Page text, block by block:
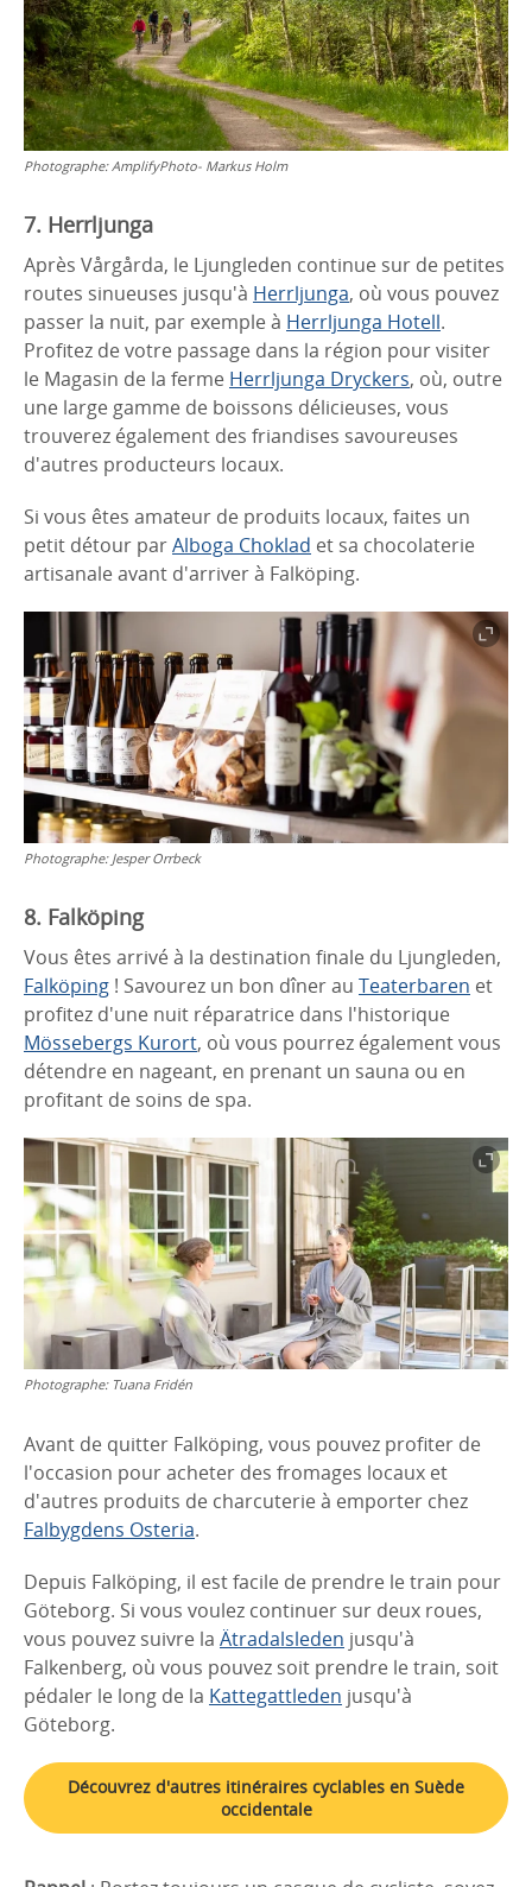
Photographe: AmplifyPhoto- Markus Holm
7. Herrljunga
Après Vårgårda, le Ljungleden continue sur de petites
routes sinueuses jusqu'à Herrljunga, où vous pouvez
passer la nuit, par exemple à Herrljunga Hotell.
Profitez de votre passage dans la région pour visiter
le Magasin de la ferme Herrljunga Dryckers, où, outre
une large gamme de boissons délicieuses, vous
trouverez également des friandises savoureuses
d'autres producteurs locaux.
Si vous êtes amateur de produits locaux, faites un
petit détour parAlboga Choklad et sa chocolaterie
artisanale avant d'arriver à Falköping.
Photographe: Jesper Orrbeck
8. Falköping
Vous êtes arrivé à la destination finale du Ljungleden,
Falköping ! Savourez un bon dîner au Teaterbaren et
profitez d'une nuit réparatrice dans l'historique
Mössebergs Kurort, où vous pourrez également vous
détendre en nageant, en prenant un sauna ou en
profitant de soins de spa.
Photographe: Tuana Fridén
Avant de quitter Falköping, vous pouvez profiter de
l'occasion pour acheter des fromages locaux et
d'autres produits de charcuterie à emporter chez
Falbygdens Osteria.
Depuis Falköping, il est facile de prendre le train pour
Göteborg. Si vous voulez continuer sur deux roues,
vous pouvez suivre la Ätradalsleden jusqu'à
Falkenberg, où vous pouvez soit prendre le train, soit
pédaler le long de la Kattegattleden jusqu'à
Göteborg.
Découvrez d'autres itinéraires cyclables en Suède
occidentale